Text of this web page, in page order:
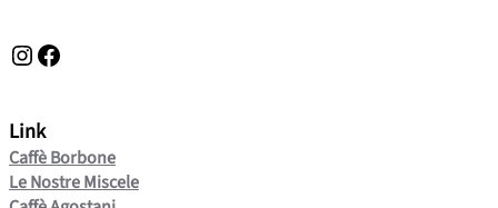
Instagram Facebook
Link
Caffè Borbone
Le Nostre Miscele